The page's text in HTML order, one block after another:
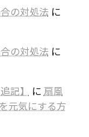
の対処法 に
の対処法 に
記】
に 扇風
元気にする方